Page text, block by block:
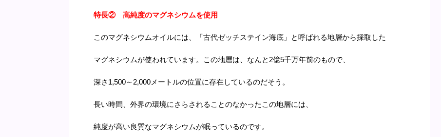
特長② 高純度のマグネシウムを使用
このマグネシウムオイルには、「古代ゼッチステイン海底」と呼ばれる地層から採取した
マグネシウムが使われています。この地層は、なんと2億5千万年前のもので、
深さ1,500～2,000メートルの位置に存在しているのだそう。
長い時間、外界の環境にさらされることのなかったこの地層には、
純度が高い良質なマグネシウムが眠っているのです。